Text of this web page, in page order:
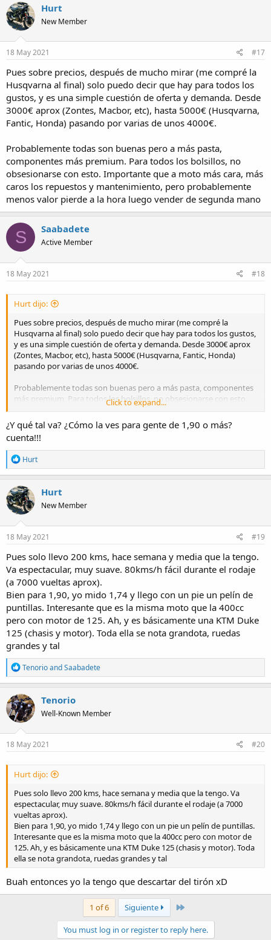
Entonces, más demanda de gente pudiente, usar de base modelos
superiores, mejorar componentes y nuevas homologaciones nos
llevan a un incremento del precio.
No tengo ni idea ¿a cómo se vendían las 125 hace 10-15-20-30 años?
aerodinámica? ¿cuál era su demanda?
Hurt
New Member
18 May 2021 #17
Pues sobre precios, después de mucho mirar (me compré la
Husqvarna al final) solo puedo decir que hay para todos los
gustos, y es una simple cuestión de oferta y demanda. Desde
3000€ aprox (Zontes, Macbor, etc), hasta 5000€ (Husqvarna,
Fantic, Honda) pasando por varias de unos 4000€.
Probablemente todas son buenas pero a más pasta,
componentes más premium. Para todos los bolsillos, no
obsesionarse con esto. Importante que a moto más cara, más
caros los repuestos y mantenimiento, pero probablemente
menos valor pierde a la hora luego vender de segunda mano
S Saabadete
Active Member
18 May 2021 #18
Hurt dijo:
Pues sobre precios, después de mucho mirar (me compré la
Husqvarna al final) solo puedo decir que hay para todos los gustos,
y es una simple cuestión de oferta y demanda. Desde 3000€ aprox
(Zontes, Macbor, etc), hasta 5000€ (Husqvarna, Fantic, Honda)
pasando por varias de unos 4000€.
Probablemente todas son buenas pero a más pasta, componentes
más premium. Para todos los bolsillos, no obsesionarse con esto.
Importante que a moto más cara, más caros los repuestos y
mantenimiento, pero probablemente menos valor pierde a la hora
luego vender de segunda mano
Click to expand...
¿Y qué tal va? ¿Cómo la ves para gente de 1,90 o más?
cuenta!!!
R
e
a
c
t
i
o
n
s
Hurt
Hurt
New Member
18 May 2021 #19
Pues solo llevo 200 kms, hace semana y media que la tengo.
Va espectacular, muy suave. 80kms/h fácil durante el rodaje
(a 7000 vueltas aprox).
Bien para 1,90, yo mido 1,74 y llego con un pie un pelín de
puntillas. Interesante que es la misma moto que la 400cc
pero con motor de 125. Ah, y es básicamente una KTM Duke
125 (chasis y motor). Toda ella se nota grandota, ruedas
grandes y tal
R
e
a
c
t
i
o
n
s
TenorioandSaabadete
Tenorio
Well-Known Member
18 May 2021 #20
Hurt dijo:
Pues solo llevo 200 kms, hace semana y media que la tengo. Va
espectacular, muy suave. 80kms/h fácil durante el rodaje (a 7000
vueltas aprox).
Bien para 1,90, yo mido 1,74 y llego con un pie un pelín de puntillas.
Interesante que es la misma moto que la 400cc pero con motor de
125. Ah, y es básicamente una KTM Duke 125 (chasis y motor). Toda
ella se nota grandota, ruedas grandes y tal
Buah entonces yo la tengo que descartar del tirón xD
1 of 6 Siguiente Last
You must log in or register to reply here.